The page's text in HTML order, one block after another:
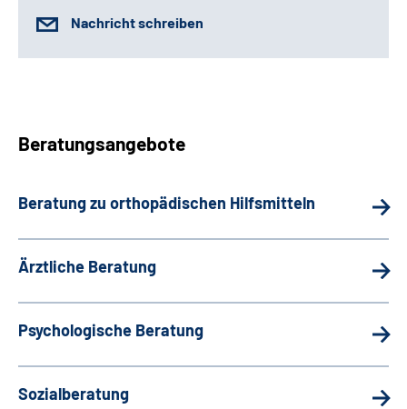
Nachricht schreiben
Beratungsangebote
Beratung zu orthopädischen Hilfsmitteln
Ärztliche Beratung
Psychologische Beratung
Sozialberatung